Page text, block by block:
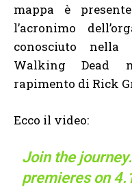
mappa è
l’acronimo
conosciuto
Walking Dead
rapimento di Rick
Ecco il video:
Join the journey.
premieres on